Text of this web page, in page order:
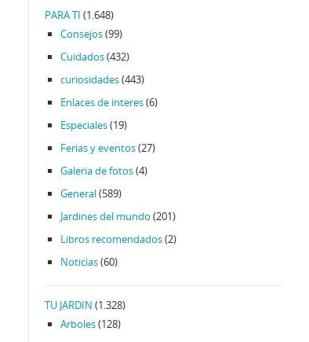
PARA TI (1.648)
Consejos(99)
Cuidados(432)
curiosidades(443)
Enlaces de interes(6)
Especiales(19)
Ferias y eventos(27)
Galeria de fotos(4)
General(589)
Jardines del mundo (201)
Libros recomendados(2)
Noticias(60)
TU JARDIN (1.328)
Arboles(128)